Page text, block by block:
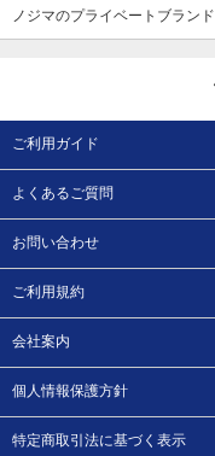
ノジマのプライベートブランド
ご利用ガイド
よくあるご質問
お問い合わせ
ご利用規約
会社案内
個人情報保護方針
特定商取引法に基づく表示